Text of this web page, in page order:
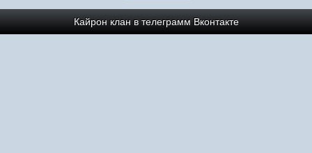
Кайрон клан в телеграмм Вконтакте